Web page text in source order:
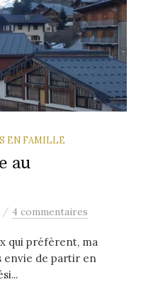
EN FAMILLE
au
/ 4 commentaires
qui préfèrent, ma
envie de partir en